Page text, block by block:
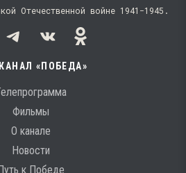
Отечественной войне 1941−1945.
«ПОБЕДА»
Фильмы
О канале
Новости
к Победе